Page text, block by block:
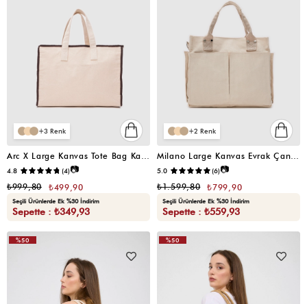
3
4.8 (4)📷
₺499,90
₺999,80
Seçili Ürünlerde Ek %30 İndirim
Sepette : ₺349,93
2
5.0 (6)📷
₺799,90
₺1.599,80
Seçili Ürünlerde Ek %30 İndirim
Sepette : ₺559,93
%50
%50